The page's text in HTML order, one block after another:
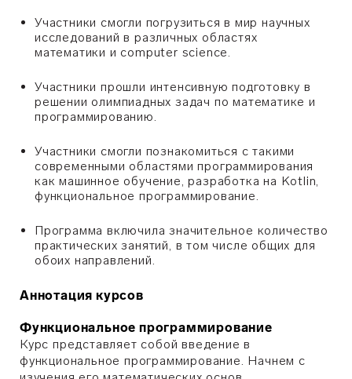
Участники смогли погрузиться в мир научных
исследований в различных областях
математики и computer science.
Участники прошли интенсивную подготовку в
решении олимпиадных задач по математике и
программированию.
Участники смогли познакомиться с такими
современными областями программирования
как машинное обучение, разработка на Kotlin,
функциональное программирование.
Программа включила значительное количество
практических занятий, в том числе общих для
обоих направлений.
Аннотация курсов
Функциональное программирование
Курс представляет собой введение в
функциональное программирование. Начнем с